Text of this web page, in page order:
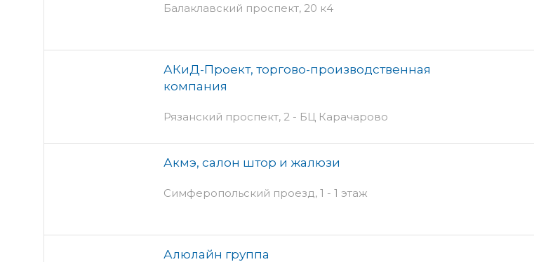
Балаклавский проспект, 20 к4
АКиД-Проект, торгово-производственная
компания
Рязанский проспект, 2 - БЦ Карачарово
Акмэ, салон штор и жалюзи
Симферопольский проезд, 1 - 1 этаж
Алюлайн группа